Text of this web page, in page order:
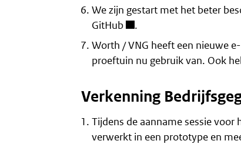
We zijn gestart met het beter
GitHub
.
Worth / VNG heeft een nieuwe
proeftuin nu gebruik van. Ook
Verkenning
Tijdens de aanname sessie
verwerkt in een prototype en